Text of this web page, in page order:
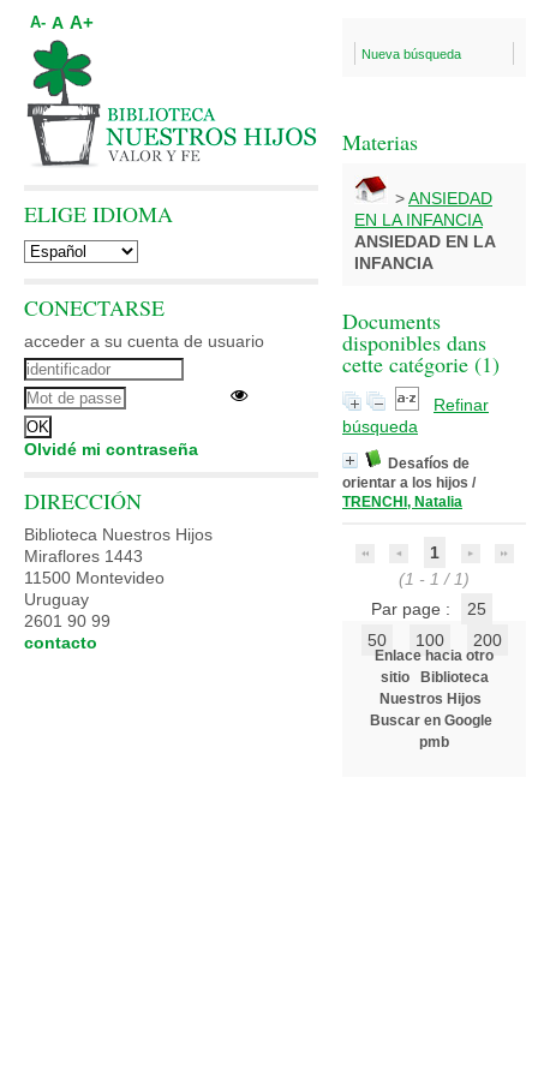
Nueva búsqueda
Materias
>ANSIEDAD
EN LA INFANCIA
ANSIEDAD EN LA
INFANCIA
Documents
disponibles dans
cette catégorie (1)
Refinar
búsqueda
Desafíos de
orientar a los hijos /
TRENCHI, Natalia
1
(1 - 1 / 1)
Par page :
25
50
100 200
Enlace hacia otro
sitio
Biblioteca
Nuestros Hijos
Buscar en Google
pmb
A- A A+
ELIGE IDIOMA
CONECTARSE
acceder a su cuenta de usuario
Olvidé mi contraseña
DIRECCIÓN
Biblioteca Nuestros Hijos
Miraflores 1443
11500 Montevideo
Uruguay
2601 90 99
contacto